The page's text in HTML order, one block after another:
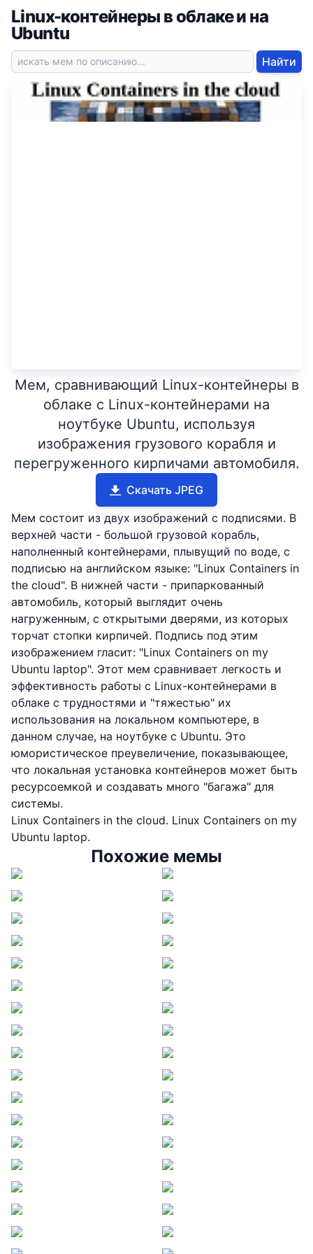
Linux-контейнеры в облаке и на
Ubuntu
Найти
Мем, сравнивающий Linux-контейнеры в
облаке с Linux-контейнерами на
ноутбуке Ubuntu, используя
изображения грузового корабля и
перегруженного кирпичами автомобиля.
Скачать JPEG
Мем состоит из двух изображений с подписями. В
верхней части - большой грузовой корабль,
наполненный контейнерами, плывущий по воде, с
подписью на английском языке: "Linux Containers in
the cloud". В нижней части - припаркованный
автомобиль, который выглядит очень
нагруженным, с открытыми дверями, из которых
торчат стопки кирпичей. Подпись под этим
изображением гласит: "Linux Containers on my
Ubuntu laptop". Этот мем сравнивает легкость и
эффективность работы с Linux-контейнерами в
облаке с трудностями и "тяжестью" их
использования на локальном компьютере, в
данном случае, на ноутбуке с Ubuntu. Это
юмористическое преувеличение, показывающее,
что локальная установка контейнеров может быть
ресурсоемкой и создавать много "багажа" для
системы.
Linux Containers in the cloud. Linux Containers on my
Ubuntu laptop.
Похожие мемы